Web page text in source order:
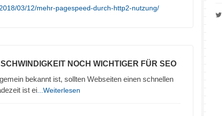
03/12/mehr-pagespeed-durch-http2-nutzung/
NOCH WICHTIGER FÜR SEO
bekannt ist, sollten Webseiten einen schnellen
ist ei ...Weiterlesen